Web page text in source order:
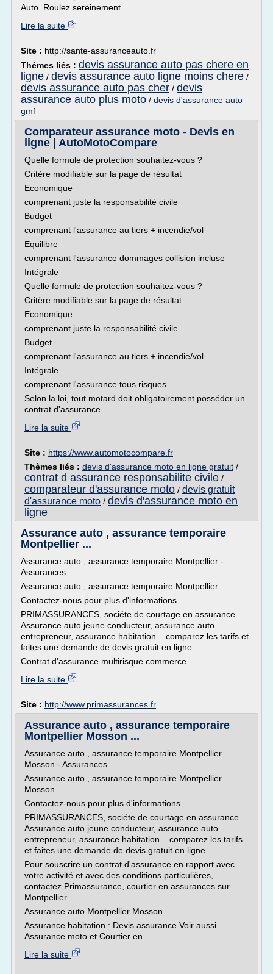
Auto. Roulez sereinement...
Lire la suite
Site : http://sante-assuranceauto.fr
Thèmes liés : devis assurance auto pas chere en
ligne / devis assurance auto ligne moins chere /
devis assurance auto pas cher / devis
assurance auto plus moto / devis d'assurance auto
gmf
Comparateur assurance moto - Devis en
ligne | AutoMotoCompare
Quelle formule de protection souhaitez-vous ?
Critère modifiable sur la page de résultat
Economique
comprenant juste la responsabilité civile
Budget
comprenant l'assurance au tiers + incendie/vol
Equilibre
comprenant l'assurance dommages collision incluse
Intégrale
Quelle formule de protection souhaitez-vous ?
Critère modifiable sur la page de résultat
Economique
comprenant juste la responsabilité civile
Budget
comprenant l'assurance au tiers + incendie/vol
Intégrale
comprenant l'assurance tous risques
Selon la loi, tout motard doit obligatoirement posséder un
contrat d'assurance...
Lire la suite
Site : https://www.automotocompare.fr
Thèmes liés : devis d'assurance moto en ligne gratuit /
contrat d assurance responsabilite civile /
comparateur d'assurance moto / devis gratuit
d'assurance moto / devis d'assurance moto en
ligne
Assurance auto , assurance temporaire
Montpellier ...
Assurance auto , assurance temporaire Montpellier -
Assurances
Assurance auto , assurance temporaire Montpellier
Contactez-nous pour plus d'informations
PRIMASSURANCES, sociéte de courtage en assurance.
Assurance auto jeune conducteur, assurance auto
entrepreneur, assurance habitation... comparez les tarifs et
faites une demande de devis gratuit en ligne.
Contrat d'assurance multirisque commerce...
Lire la suite
Site : http://www.primassurances.fr
Assurance auto , assurance temporaire
Montpellier Mosson ...
Assurance auto , assurance temporaire Montpellier
Mosson - Assurances
Assurance auto , assurance temporaire Montpellier
Mosson
Contactez-nous pour plus d'informations
PRIMASSURANCES, sociéte de courtage en assurance.
Assurance auto jeune conducteur, assurance auto
entrepreneur, assurance habitation... comparez les tarifs
et faites une demande de devis gratuit en ligne.
Pour souscrire un contrat d'assurance en rapport avec
votre activité et avec des conditions particulières,
contactez Primassurance, courtier en assurances sur
Montpellier.
Assurance auto Montpellier Mosson
Assurance habitation : Devis assurance Voir aussi
Assurance moto et Courtier en...
Lire la suite